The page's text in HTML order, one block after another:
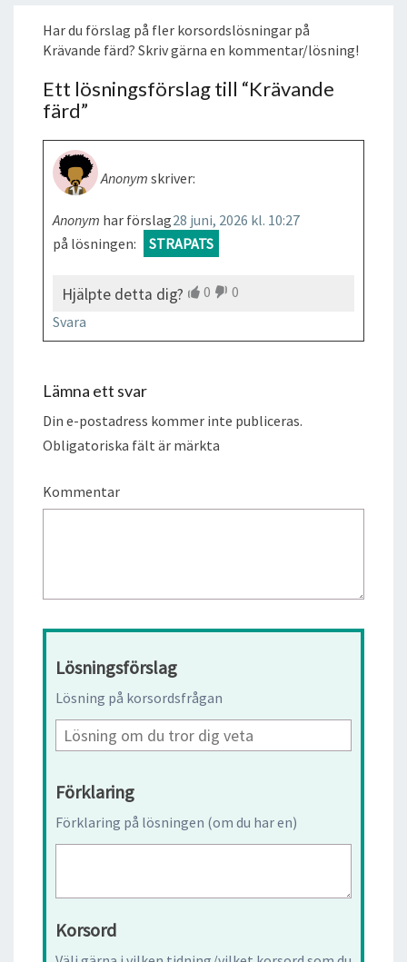
Har du förslag på fler korsordslösningar på
Krävande färd? Skriv gärna en kommentar/lösning!
Ett lösningsförslag till “Krävande
färd”
Anonym skriver:
28 juni, 2026 kl. 10:27
Anonym har förslag
på lösningen:
STRAPATS
Hjälpte detta dig? 0
0
Svara
Lämna ett svar
Din e-postadress kommer inte publiceras.
Obligatoriska fält är märkta
Kommentar
Lösningsförslag
Lösning på korsordsfrågan
Förklaring
Förklaring på lösningen (om du har en)
Korsord